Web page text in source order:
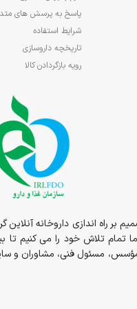
پاسخ به پرسش های
شرایط استفاده
تاریخچه داروسازی
رویه بازگردادن کالا
قالب داروخانه حضوری مسئولیت ما شروع و در سال 1398 داروخانه به صورت شبانه روزی در خدمت شما
تمام تلاش خود را می کنیم تا
مسئول فنی، مشاوران و